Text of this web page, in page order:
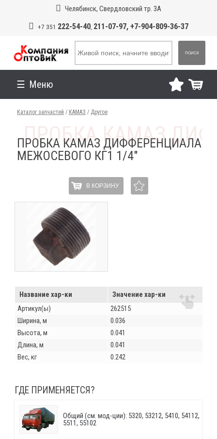
Челябинск, Свердловский тр. 3А
+7 351 222-54-40, 211-07-97, +7-904-809-36-37
ПОИСК
Меню
Каталог запчастей / КАМАЗ / Другое
ПРОБКА КАМАЗ ДИФФЕРЕНЦИАЛА
МЕЖОСЕВОГО КГ1 1/4"
В КОРЗИНУ
Название хар-ки
Значение хар-ки
Артикул(ы)
262515
Ширина, м
0.036
Высота, м
0.041
Длина, м
0.041
Вес, кг
0.242
ГДЕ ПРИМЕНЯЕТСЯ?
Общий (см. мод-ции): 5320, 53212, 5410, 54112,
5511, 55102